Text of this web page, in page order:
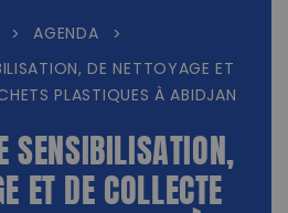
> AGENDA
>
DE NETTOYAGE ET
PLASTIQUES À ABIDJAN
SENSIBILISATION,
ET DE COLLECTE